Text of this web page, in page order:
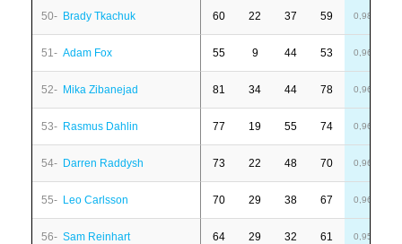
50- Brady Tkachuk 60 22 37 59 0,98
51- Adam Fox 55 9 44 53 0,96
52- Mika Zibanejad 81 34 44 78 0,96
53- Rasmus Dahlin 77 19 55 74 0,96
54- Darren Raddysh 73 22 48 70 0,96
55- Leo Carlsson 70 29 38 67 0,96
56- Sam Reinhart 64 29 32 61 0,95